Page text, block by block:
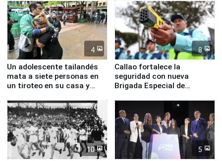
4
Un adolescente tailandés
mata a siete personas en
un tiroteo en su casa y
8
Callao fortalece la
seguridad con nueva
Brigada Especial de
equipamiento para
Serenazgo
10 5